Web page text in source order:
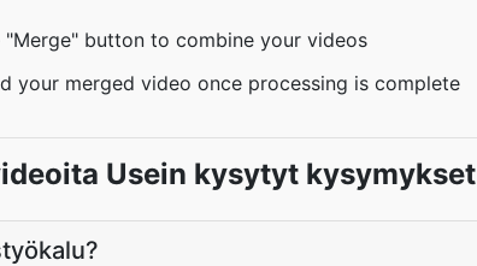
"Merge" button to combine your videos
your merged video once processing is complete
Usein kysytyt kysymykset